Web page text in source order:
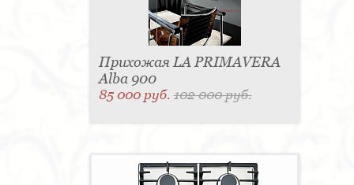
Прихожая LA PRIMAVERA
Alba 900
85 000 руб.102 000 руб.